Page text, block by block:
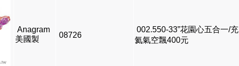
Anagram
美國製
08726
002.550-33”花園心五合一/充
氦氣空飄400元